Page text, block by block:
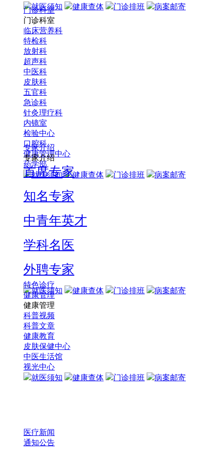
就医须知
健康查体 门诊排班 病案邮寄
门诊科室
门诊科室
临床营养科
特检科
放射科
超声科
中医科
皮肤科
五官科
急诊科
针灸理疗科
内镜室
检验中心
口腔科
健康管理中心
药学部
就医须知
健康查体 门诊排班 病案邮寄
专家介绍
专家介绍
首席专家
知名专家
中青年英才
学科名医
外聘专家
就医须知 健康查体 门诊排班 病案邮寄
特色诊疗
健康管理
健康管理
科普视频
科普文章
健康教育
皮肤保健中心
中医生活馆
视光中心
就医须知
健康查体 门诊排班 病案邮寄
医疗新闻
通知公告